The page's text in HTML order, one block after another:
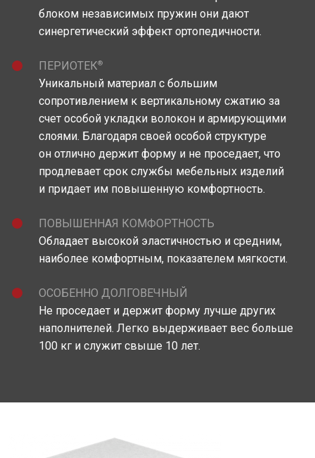
блоком независимых пружин они дают
синергетический эффект ортопедичности.
ПЕРИОТЕК®
Уникальный материал c большим
сопротивлением к вертикальному сжатию за
счет особой укладки волокон и армирующими
слоями. Благодаря своей особой структуре
он отлично держит форму и не проседает, что
продлевает срок службы мебельных изделий
и придает им повышенную комфортность.
ПОВЫШЕННАЯ КОМФОРТНОСТЬ
Обладает высокой эластичностью и средним,
наиболее комфортным, показателем мягкости.
ОСОБЕННО ДОЛГОВЕЧНЫЙ
Не проседает и держит форму лучше других
наполнителей. Легко выдерживает вес больше
100 кг и служит свыше 10 лет.